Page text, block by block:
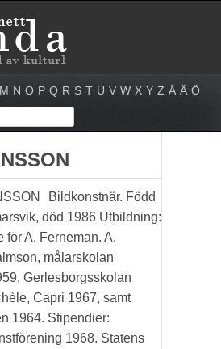
M N O P Q R S T U V W X Y Z Å Ä Ö
Bildkonstnär. Född
död 1986 Utbildning:
för A. Ferneman. A.
målarskolan
Gerlesborgsskolan
Capri 1967, samt
1964. Stipendier:
1968. Statens